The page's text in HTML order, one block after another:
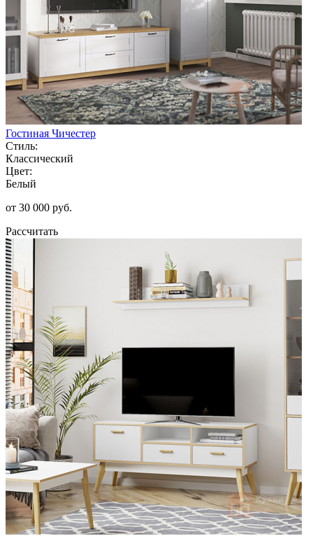
Гостиная Чичестер
Стиль:
Классический
Цвет:
Белый
от 30 000 руб.
Рассчитать